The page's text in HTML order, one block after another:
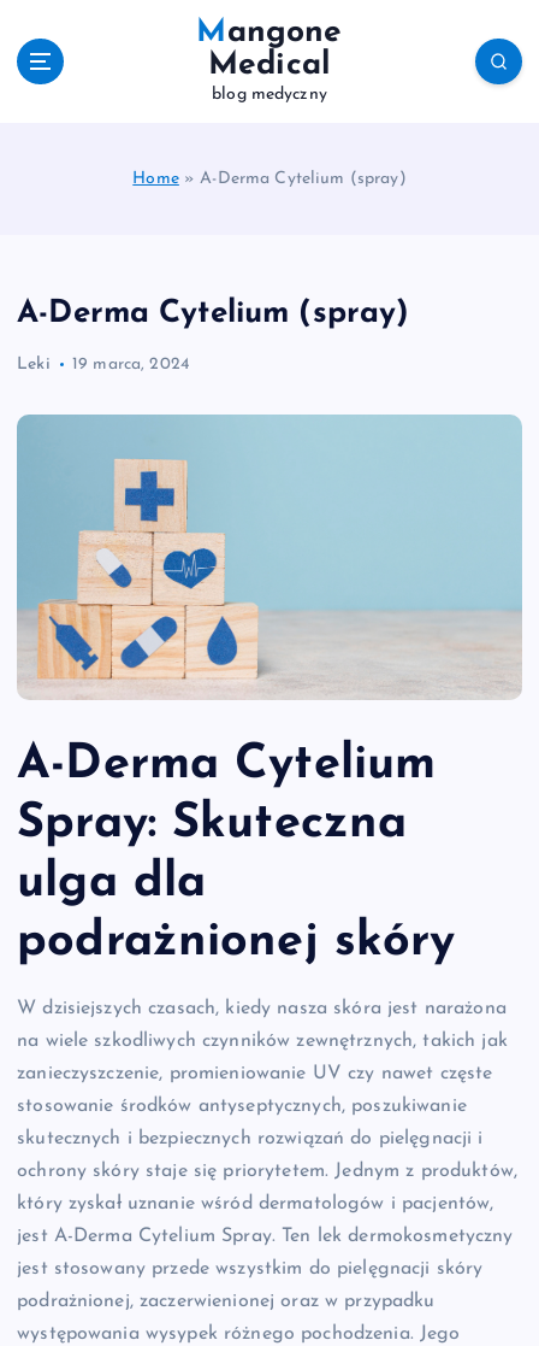
Mangone
Medical
blog medyczny
Home»A-Derma Cytelium (spray)
A-Derma Cytelium (spray)
Leki 19 marca, 2024
A-Derma Cytelium
Spray: Skuteczna
ulga dla
podrażnionej skóry
W dzisiejszych czasach, kiedy nasza skóra jest narażona
na wiele szkodliwych czynników zewnętrznych, takich jak
zanieczyszczenie, promieniowanie UV czy nawet częste
stosowanie środków antyseptycznych, poszukiwanie
skutecznych i bezpiecznych rozwiązań do pielęgnacji i
ochrony skóry staje się priorytetem. Jednym z produktów,
który zyskał uznanie wśród dermatologów i pacjentów,
jest A-Derma Cytelium Spray. Ten lek dermokosmetyczny
jest stosowany przede wszystkim do pielęgnacji skóry
podrażnionej, zaczerwienionej oraz w przypadku
występowania wysypek różnego pochodzenia. Jego